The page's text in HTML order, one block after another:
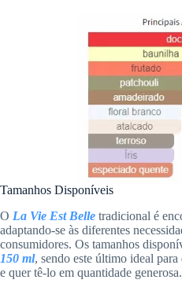
Tamanhos Disponíveis
O La Vie Est Belle tradicional é
adaptando-se às diferentes
consumidores. Os tamanhos
150 ml, sendo este último ideal
e quer tê-lo em quantidade generosa.